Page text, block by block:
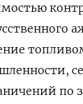
по